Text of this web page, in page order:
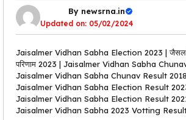
By newsrna.in
Updated on: 05/02/2024
Jaisalmer Vidhan Sabha Election 2023 |
परिणाम 2023 | Jaisalmer Vidhan Sabha
Jaisalmer Vidhan Sabha Chunav Result
Jaisalmer Vidhan Sabha Election Result
Jaisalmer Vidhan Sabha Election Result
Jaisalmer Vidhan Sabha 2023 Votting